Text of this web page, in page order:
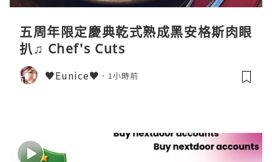
五周年限定慶典乾式熟成黑安格斯肉眼
扒♫ Chef's Cuts
♥Eunice♥ 1小時前